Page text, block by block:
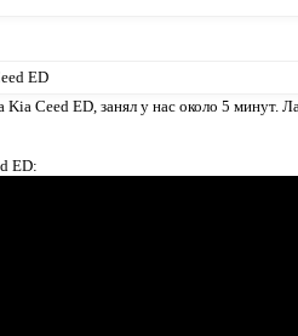
Ceed ED, занял у нас около 5 минут.
ED: